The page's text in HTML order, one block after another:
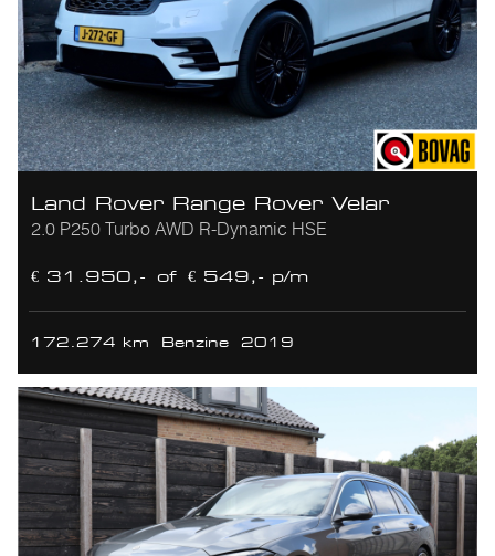
Land Rover Range Rover Velar
2.0 P250 Turbo AWD R-Dynamic HSE
€ 31.950,- of € 549,- p/m
172.274 km Benzine 2019